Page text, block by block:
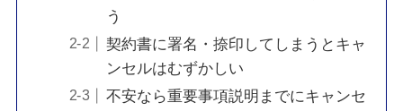
う
契約書に署名・捺印してしまうとキャ
ンセルはむずかしい
不安なら重要事項説明までにキャンセ